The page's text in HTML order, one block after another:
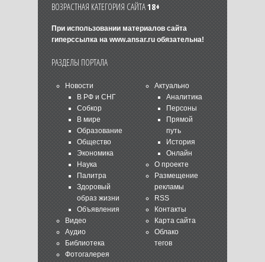
ВОЗРАСТНАЯ КАТЕГОРИЯ САЙТА18+
При использовании материалов сайта
гиперссылка на www.ansar.ruобязательна!
РАЗДЕЛЫ ПОРТАЛА
Новости
В РФ и СНГ
Собкор
В мире
Образование
Общество
Экономика
Наука
Палитра
Здоровый
образ жизни
Объявления
Видео
Аудио
Библиотека
Фотогалерея
Актуально
Аналитика
Персоны
Прямой
путь
История
Онлайн
О проекте
Размещение
рекламы
RSS
Контакты
Карта сайта
Облако
тегов